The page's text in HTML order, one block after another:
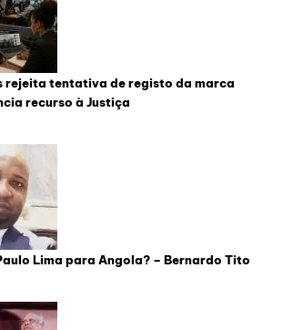
rejeita tentativa de registo da marca
recurso à Justiça
Lima para Angola? – Bernardo Tito